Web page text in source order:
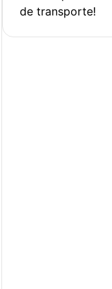
de transporte!